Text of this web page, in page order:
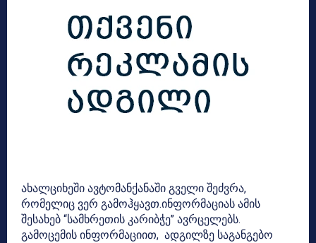
ახალციხეში ავტომანქანაში გველი შეძვრა,
რომელიც ვერ გამოჰყავთ.ინფორმაციას ამის
შესახებ “სამხრეთის კარიბჭე” ავრცელებს.
გამოცემის ინფორმაციით, ადგილზე საგანგებო